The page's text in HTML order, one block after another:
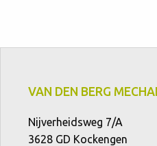
VAN DEN BERG
Nijverheidsweg 7/A
3628 GD Kockengen